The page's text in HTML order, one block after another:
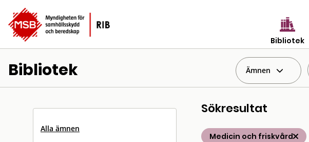
Bibliotek
Bibliotek Ämnen
Alla ämnen
Sökresultat
Medicin och friskvård